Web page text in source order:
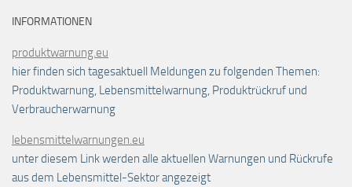
INFORMATIONEN
produktwarnung.eu
hier finden sich tagesaktuell Meldungen zu folgenden Themen:
Produktwarnung, Lebensmittelwarnung, Produktrückruf und
Verbraucherwarnung
lebensmittelwarnungen.eu
unter diesem Link werden alle aktuellen Warnungen und Rückrufe
aus dem Lebensmittel-Sektor angezeigt